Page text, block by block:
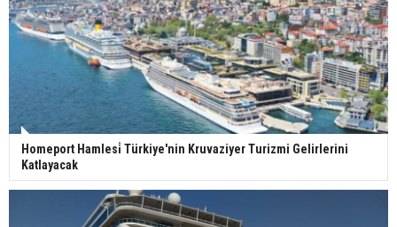
Homeport Hamlesi̇ Türkiye'nin Kruvaziyer Turizmi Gelirlerini
Katlayacak